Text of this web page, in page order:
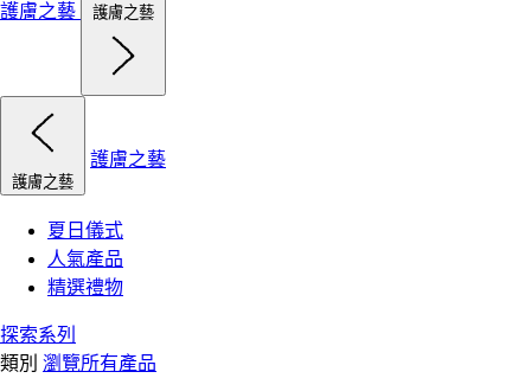
護膚之藝
護膚之藝
護膚之藝
護膚之藝
夏日儀式
人氣產品
精選禮物
探索系列
類別 瀏覽所有產品